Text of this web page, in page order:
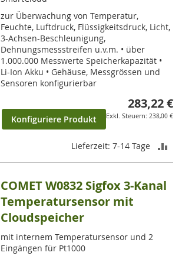
zur Überwachung von Temperatur,
Feuchte, Luftdruck, Flüssigkeitsdruck, Licht,
3-Achsen-Beschleunigung,
Dehnungsmessstreifen u.v.m. • über
1.000.000 Messwerte Speicherkapazität •
Li-Ion Akku • Gehäuse, Messgrössen und
Sensoren konfigurierbar
283,22 €
238,00 €
Konfiguriere Produkt
Lieferzeit: 7-14 Tage
COMET W0832 Sigfox 3-Kanal
Temperatursensor mit
Cloudspeicher
mit internem Temperatursensor und 2
Eingängen für Pt1000